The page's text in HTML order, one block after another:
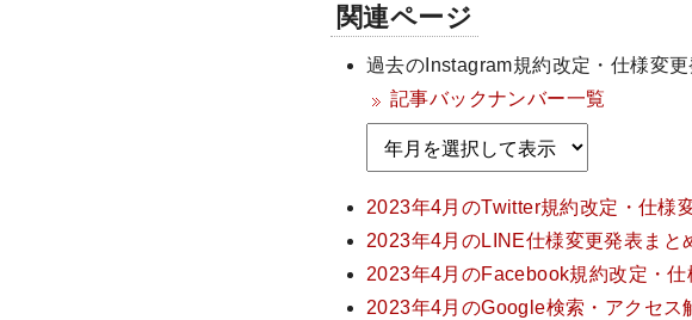
関連ページ
過去のInstagram規約改定・仕様変
記事バックナンバー一覧
2023年4月のTwitter規約改定・仕様
2023年4月のLINE仕様変更発表まと
2023年4月のFacebook規約改定・仕
2023年4月のGoogle検索・アクセス